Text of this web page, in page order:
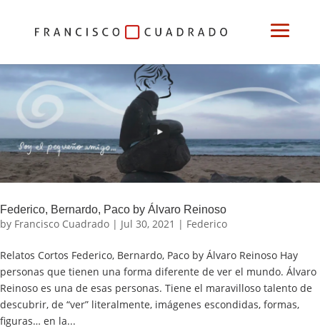
Federico, Bernardo, Paco by Álvaro Reinoso
by Francisco Cuadrado | Jul 30, 2021 | Federico
Relatos Cortos Federico, Bernardo, Paco by Álvaro Reinoso Hay
personas que tienen una forma diferente de ver el mundo. Álvaro
Reinoso es una de esas personas. Tiene el maravilloso talento de
descubrir, de “ver” literalmente, imágenes escondidas, formas,
figuras… en la...